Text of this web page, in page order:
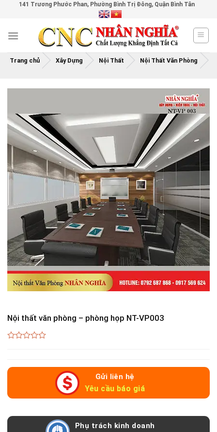
content
141 Trương Phước Phan, Phường Bình Trị Đông, Quận Bình Tân
Trang chủ Xây Dựng Nội Thất Nội Thất Văn Phòng
Nội thất văn phòng – phòng họp NT-VP003
5
Gửi liên hệ
Yêu cầu báo giá
Phụ trách kinh doanh